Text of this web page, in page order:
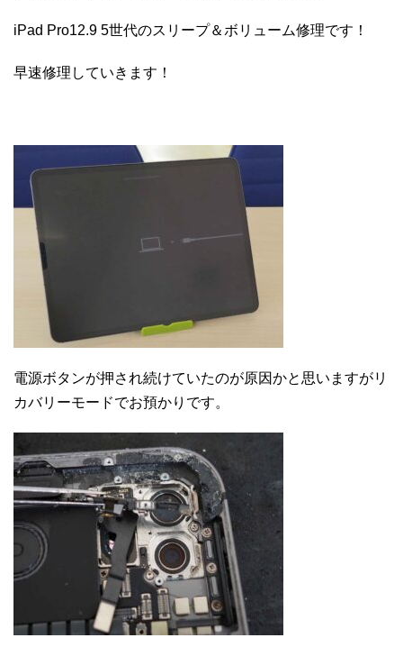
iPad Pro12.9 5世代のスリープ＆ボリューム修理です！
早速修理していきます！
電源ボタンが押され続けていたのが原因かと思いますがリ
カバリーモードでお預かりです。